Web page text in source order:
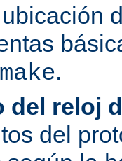
make.
del reloj
del